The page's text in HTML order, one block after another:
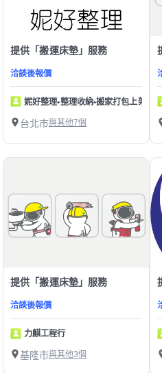
提供「搬運床墊」服務
洽談後報價
妮好整理•整理收納•搬家打包上架
台北市與其他7個
提供「搬運床墊」服務
洽談後報價
力麒工程行
基隆市與其他3個